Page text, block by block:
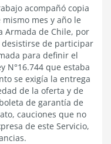
acompañó copia
mes y año le
Armada de Chile, por
de participar
para definir el
N°16.744 que estaba
se exigía la entrega
de la oferta y de
de garantía de
cauciones que no
de este Servicio,